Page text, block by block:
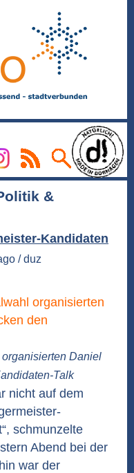
&
Kandidaten
/ duz
Daniel
Talk
nicht auf dem
schmunzelte
Abend bei der
war der